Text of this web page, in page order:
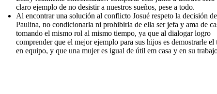
claro ejemplo de no desistir a nuestros sueños, pese a todo.
Al encontrar una solución al conflicto Josué respeto la decisión de
Paulina, no condicionarla ni prohibirla de ella ser jefa y ama de
tomando el mismo rol al mismo tiempo, ya que al dialogar logro
comprender que el mejor ejemplo para sus hijos es demostrarle el
en equipo, y que una mujer es igual de útil em casa y en su